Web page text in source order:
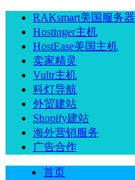
RAKsmart美国服务器
Hostinger主机
HostEase美国主机
卖家精灵
Vultr主机
科灯导航
外贸建站
Shopify建站
海外营销服务
广告合作
首页